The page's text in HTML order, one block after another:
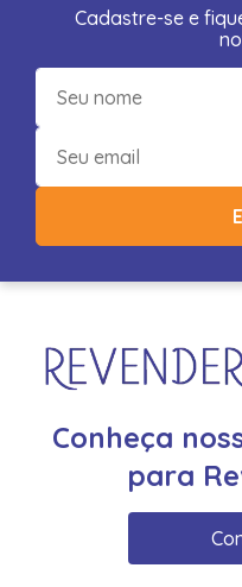
Cadastre-se e
Conheça
para